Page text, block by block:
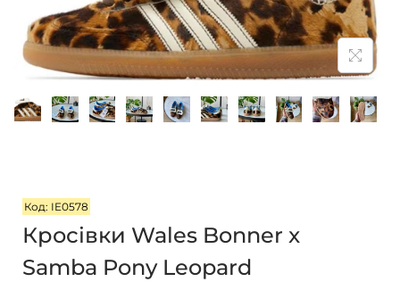
о
н
а
в
і
о
в
м
і
с
Код: IE0578
Кросівки Wales Bonner x
Samba Pony Leopard